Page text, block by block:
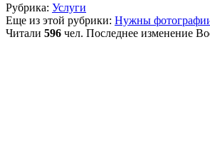
Рубрика: Услуги
Еще из этой рубрики: Нужны
Читали 596 чел. Последнее изменение